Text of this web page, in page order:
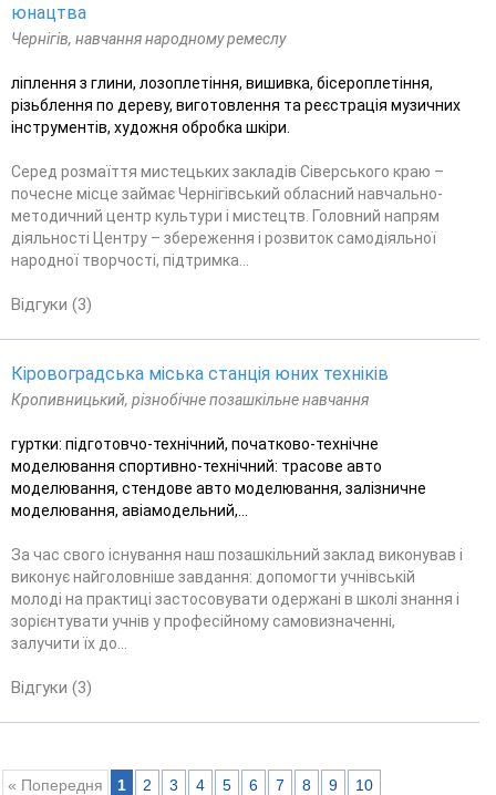
юнацтва
Чернігів, навчання народному ремеслу
ліплення з глини, лозоплетіння, вишивка, бісероплетіння,
різьблення по дереву, виготовлення та реєстрація музичних
інструментів, художня обробка шкіри.
Серед розмаїття мистецьких закладів Сіверського краю –
почесне місце займає Чернігівський обласний навчально-
методичний центр культури і мистецтв. Головний напрям
діяльності Центру – збереження і розвиток самодіяльної
народної творчості, підтримка...
Відгуки (3)
Кіровоградська міська станція юних техніків
Кропивницький, різнобічне позашкільне навчання
гуртки: підготовчо-технічний, початково-технічне
моделювання спортивно-технічний: трасове авто
моделювання, стендове авто моделювання, залізничне
моделювання, авіамодельний,...
За час свого існування наш позашкільний заклад виконував і
виконує найголовніше завдання: допомогти учнівській
молоді на практиці застосовувати одержані в школі знання і
зорієнтувати учнів у професійному самовизначенні,
залучити їх до...
Відгуки (3)
« Попередня 1 2 3 4 5 6 7 8 9
10